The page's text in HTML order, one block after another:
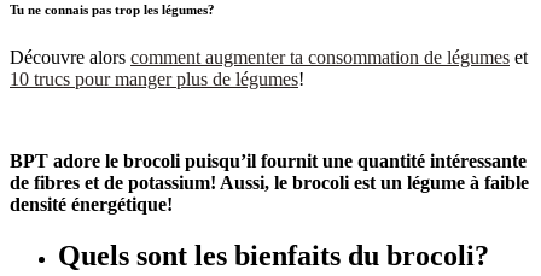
Tu ne connais pas trop les légumes?
Découvre alors comment augmenter ta consommation de légumes et
10 trucs pour manger plus de légumes!
BPT adore le brocoli puisqu’il fournit une quantité intéressante
de fibres et de potassium! Aussi, le brocoli est un légume à faible
densité énergétique!
Quels sont les bienfaits du brocoli?